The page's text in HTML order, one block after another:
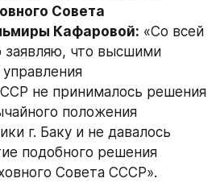
Совета
Кафаровой: «Со всей
заявляю, что высшими
не принималось решения
положения
г. Баку и не давалось
подобного решения
Совета СССР».